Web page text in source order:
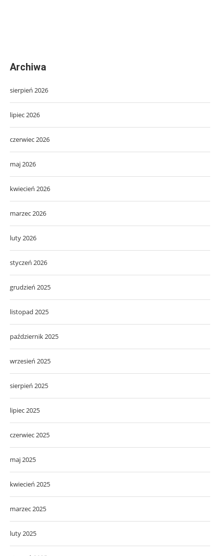
Archiwa
sierpień 2026
lipiec 2026
czerwiec 2026
maj 2026
kwiecień 2026
marzec 2026
luty 2026
styczeń 2026
grudzień 2025
listopad 2025
październik 2025
wrzesień 2025
sierpień 2025
lipiec 2025
czerwiec 2025
maj 2025
kwiecień 2025
marzec 2025
luty 2025